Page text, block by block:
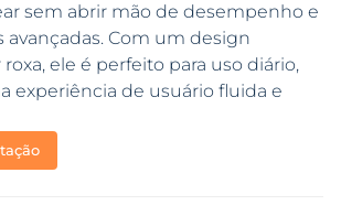
sem abrir mão de desempenho e
Com um design
ele é perfeito para uso diário,
experiência de usuário fluida e